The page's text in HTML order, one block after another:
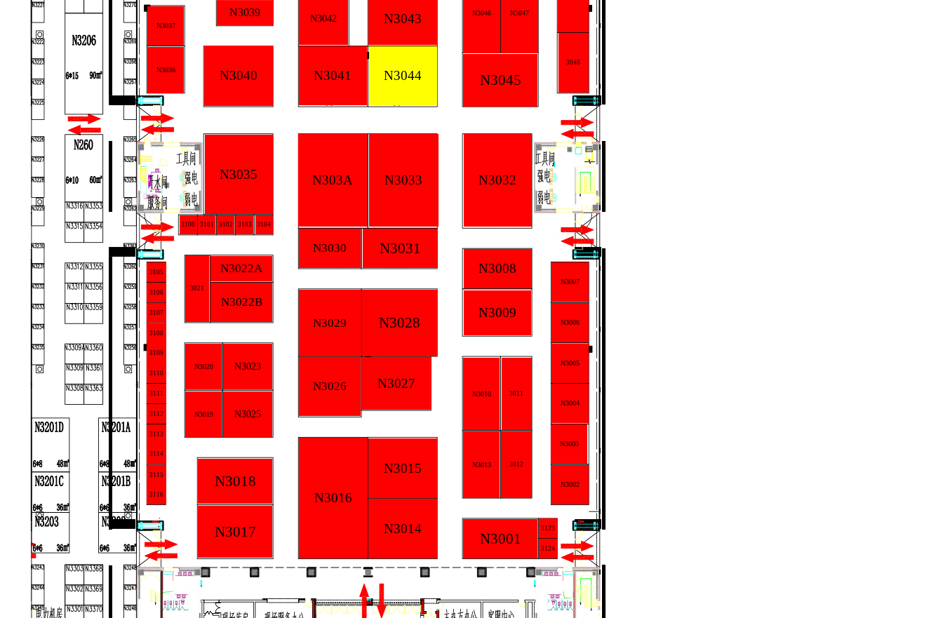
N3037
N3036
N3039
N3040
N3035
3101 3102 3103 3104
N3020 N3023
N3019
N3016
N3015
N3014
N3001
N3010 3011
N3013
N3008
N3009
N3029 N3028
N3026
N303A N3033
N3030 N3031
N3032
3048
N3046 N3047
N3045
N3042 N3043
N3041 N3044
3116
3105
3106
3107
3108
3109
3110
3111
3112
3113
3114
3115
N3007
N3006
N3005
N3004
N3003
N3002
3012
3021
N3025
N3018
N3017
3100
N3022A
N3022B
3123
3124
N3027